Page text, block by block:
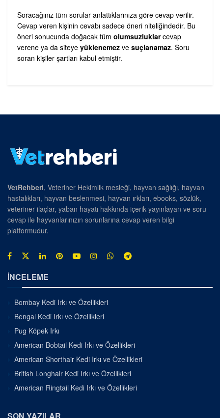
Soracağınız tüm sorular anlattıklarınıza göre cevap verilir.
Cevap veren kişinin cevabı sadece öneri niteliğindedir. Bu
öneri sonucunda doğacak tüm olumsuzluklarcevap
verene ya da siteye yüklenemez ve suçlanamaz. Soru
soran kişiler şartları kabul etmiştir.
VetRehberi, Veteriner Hekimlik mesleği, hayvan sağlığı, hayvan
hastalıkları, hayvan beslenmesi, hayvan ırkları, ebooks, sözlük,
veteriner ilaçlar, yaban hayatı hakkında içerik yayınlayan ve soru-
cevap ile hayvanlarınızın sorunlarına cevap veren bilgi
platformudur.
İNCELEME
Bombay Kedi Irkı ve Özellikleri
Bengal Kedi Irkı ve Özellikleri
Pug Köpek Irkı
American Bobtail Kedi Irkı ve Özellikleri
American Shorthair Kedi Irkı ve Özellikleri
British Longhair Kedi Irkı ve Özellikleri
American Ringtail Kedi Irkı ve Özellikleri
SON YAZILAR